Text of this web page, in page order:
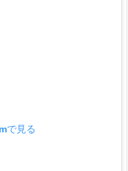
で見る